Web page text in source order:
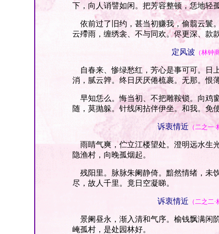
下，向人诮譬如闲。把芳容整顿，恁地轻
依前过了旧约，甚当初赚我，偷翦云鬟
云殢雨，缠绣衾、不与同欢。侭更深、款
定风波 （林钟
自春来、惨绿愁红，芳心是事可可。日
消，腻云亸。终日厌厌倦梳裹。无那。恨
早知恁么。悔当初、不把雕鞍锁。向鸡
随，莫抛躲。针线闲拈伴伊坐。和我。免
诉衷情近 （二之一
雨睛气爽，伫立江楼望处。澄明远水生
隐渔村，向晚孤烟起。
残阳里。脉脉朱阑静倚。黯然情绪，未
尽，故人千里。竟日空凝睇。
诉衷情近 （二之二
景阑昼永，渐入清和气序。榆钱飘满闲
崦孤村，是处园林好。